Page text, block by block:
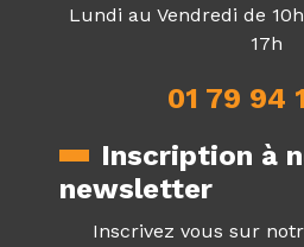
Lundi au Vendredi de
17h
01 79 94
Inscription à
newsletter
Inscrivez vous sur